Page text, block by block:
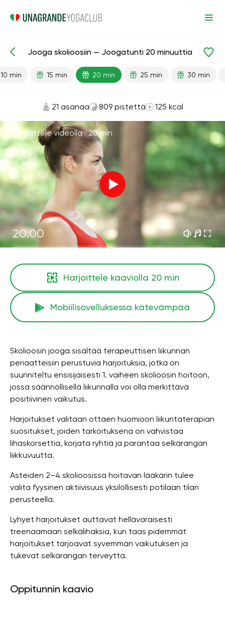
Valmiit oppitunnit Takaisin
Jooga skolioosiin — Joogatunti 20 minuuttia
10 min 15 min 20 min 25 min 30 min
21 asanaa 809 pistettä 125 kcal
Harjoittele videolla ·20 min
20:00
Harjoittele kaaviolla 20 min
Mobiilisovelluksessa kätevämpää
Skolioosin jooga sisältää terapeuttisen liikunnan
periaatteisiin perustuvia harjoituksia, jotka on
suunniteltu ensisijaisesti 1. vaiheen skolioosin hoitoon,
jossa säännöllisellä liikunnalla voi olla merkittävä
positiivinen vaikutus.
Harjoitukset valitaan ottaen huomioon liikuntaterapian
suositukset, joiden tarkoituksena on vahvistaa
lihaskorsettia, korjata ryhtiä ja parantaa selkärangan
liikkuvuutta.
Asteiden 2–4 skolioosissa hoitavan lääkärin tulee
valita fyysinen aktiivisuus yksilöllisesti potilaan tilan
perusteella.
Lyhyet harjoitukset auttavat hellävaraisesti
treenaamaan selkälihaksia, kun taas pidemmät
harjoitukset tarjoavat syvemmän vaikutuksen ja
tukevat selkärangan terveyttä.
Oppitunnin kaavio